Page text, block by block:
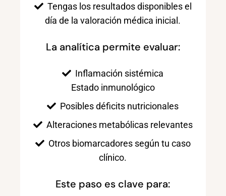
Tengas los resultados disponibles el
día de la valoración médica inicial.
La analítica permite evaluar:
Inflamación sistémica
Estado inmunológico
Posibles déficits nutricionales
Alteraciones metabólicas relevantes
Otros biomarcadores según tu caso
clínico.
Este paso es clave para: